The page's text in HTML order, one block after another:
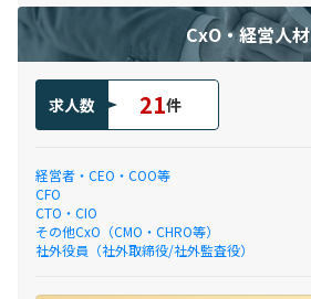
CxO・経営人材
求人数 21件
経営者・CEO・COO等
CFO
CTO・CIO
その他CxO（CMO・CHRO等）
社外役員（社外取締役/社外監査役）